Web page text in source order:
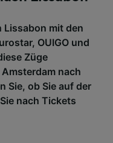
Lissabon mit den
OUIGO und
Züge
nach
Sie, ob Sie auf der
nach Tickets